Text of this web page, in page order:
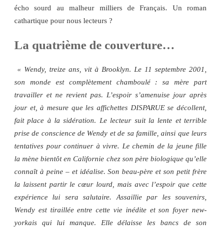
écho sourd au malheur milliers de Français. Un roman
cathartique pour nous lecteurs ?
La quatrième de couverture…
« Wendy, treize ans, vit à Brooklyn. Le 11 septembre 2001,
son monde est complètement chamboulé : sa mère part
travailler et ne revient pas. L’espoir s’amenuise jour après
jour et, à mesure que les affichettes DISPARUE se décollent,
fait place à la sidération. Le lecteur suit la lente et terrible
prise de conscience de Wendy et de sa famille, ainsi que leurs
tentatives pour continuer à vivre. Le chemin de la jeune fille
la mène bientôt en Californie chez son père biologique qu’elle
connaît à peine – et idéalise. Son beau-père et son petit frère
la laissent partir le cœur lourd, mais avec l’espoir que cette
expérience lui sera salutaire. Assaillie par les souvenirs,
Wendy est tiraillée entre cette vie inédite et son foyer new-
yorkais qui lui manque. Elle délaisse les bancs de son